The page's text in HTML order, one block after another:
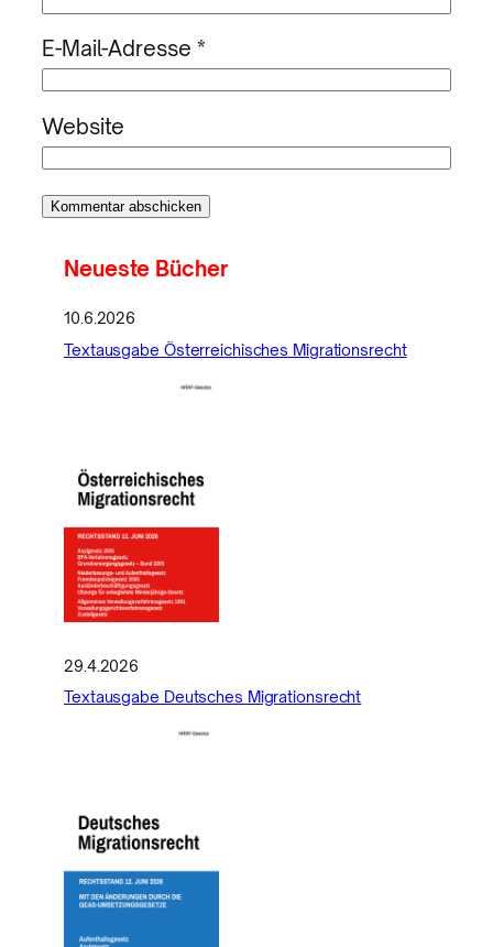
E-Mail-Adresse *
Website
Neueste Bücher
10.6.2026
Textausgabe Österreichisches Migrationsrecht
29.4.2026
Textausgabe Deutsches Migrationsrecht